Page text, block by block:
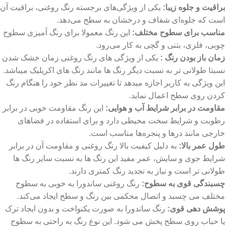
براقیت و جلوه زیبا: یکی از ویژگی‌های برجسته رنگ روغنی، براقیت آن
است که جلوه‌ای شفاف و درخشان به سطح می‌دهد.
مناسب برای سطوح مختلف: این رنگ معمولا برای رنگ آمیزی سطوح
چوبی، فلزی، بتنی و گچی به کار می‌رود.
زمان باز بودن رنگ : یکی از ویژگی های رنگ روغنی زمان خشک شدن
نسبتا طولانی تر به نسبت دیگر رنگ ها مانند رنگ های اکریلیک میباشد.
این ویژگی به کاربر اجازه میدهد تا تغییرات مد نظر خود را هنگام رنگ
کردن روی سطح اعمال نماید.
مقاومت در برابر شرایط آب و هوایی: این رنگ مقاومت خوبی در برابر
رطوبت و شرایط سخت محیطی دارد و برای استفاده در فضاهای
خارجی مانند درها و پنجره‌ها مناسب است.
طول عمر بالا: به دلیل کیفیت بالا رنگ روغنی و مقاومت آن در برابر
شرایط جوی و سایش، عمر مفید این رنگ ها به نسبت سایر رنگ ها
طولانی تر است و نیاز به تجدید رنگ کمتری دارند.
چسبندگی قوی به سطوح: رنگ روغنی ساندورا به خوبی به سطوح
مختلف می ‌چسبد و اتصال محکمی بین رنگ و سطح ایجاد می‌کند.
پوشش‌ دهی قوی: رنگ ساندورا به صورت یکنواخت و بدون ایجاد ترک
یا حباب روی سطح پخش می شود. این نوع رنگ‌ به راحتی به سطوح